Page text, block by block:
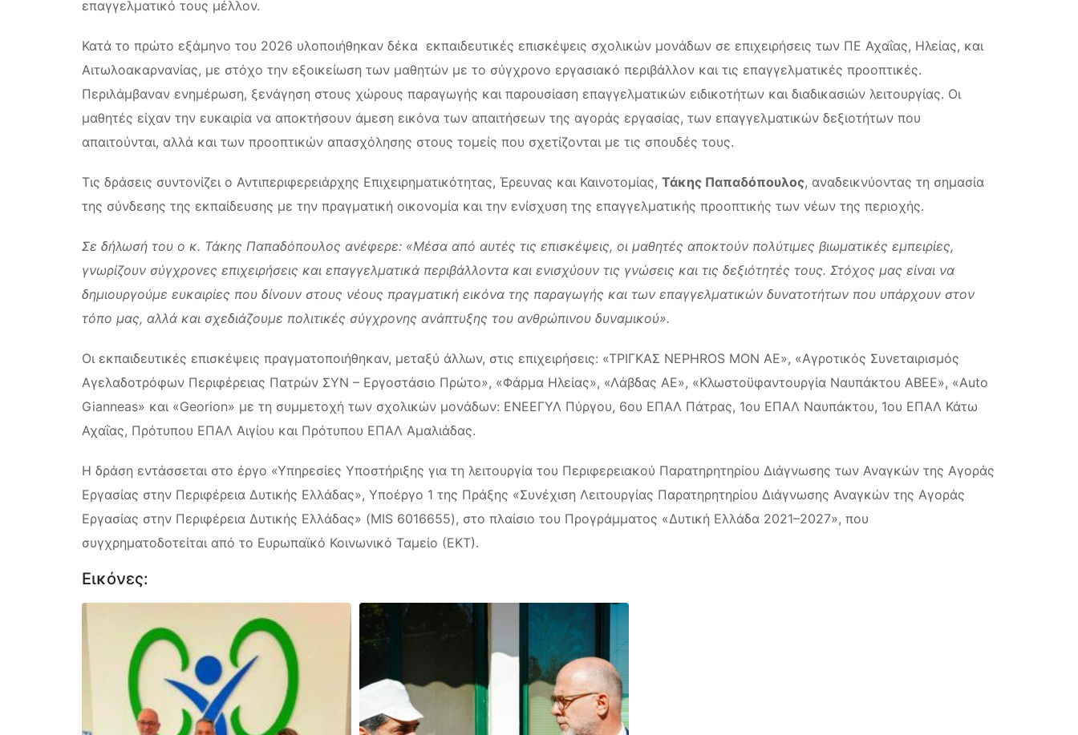
επαγγελματικό τους μέλλον.
Κατά το πρώτο εξάμηνο του 2026 υλοποιήθηκαν δέκα εκπαιδευτικές επισκέψεις σχολικών μονάδων σε επιχειρήσεις των ΠΕ Αχαΐας, Ηλείας, και
Αιτωλοακαρνανίας, με στόχο την εξοικείωση των μαθητών με το σύγχρονο εργασιακό περιβάλλον και τις επαγγελματικές προοπτικές.
Περιλάμβαναν ενημέρωση, ξενάγηση στους χώρους παραγωγής και παρουσίαση επαγγελματικών ειδικοτήτων και διαδικασιών λειτουργίας. Οι
μαθητές είχαν την ευκαιρία να αποκτήσουν άμεση εικόνα των απαιτήσεων της αγοράς εργασίας, των επαγγελματικών δεξιοτήτων που
απαιτούνται, αλλά και των προοπτικών απασχόλησης στους τομείς που σχετίζονται με τις σπουδές τους.
Τις δράσεις συντονίζει ο Αντιπεριφερειάρχης Επιχειρηματικότητας, Έρευνας και Καινοτομίας, Τάκης Παπαδόπουλος, αναδεικνύοντας τη σημασία
της σύνδεσης της εκπαίδευσης με την πραγματική οικονομία και την ενίσχυση της επαγγελματικής προοπτικής των νέων της περιοχής.
Σε δήλωσή του ο κ. Τάκης Παπαδόπουλος ανέφερε: «Μέσα από αυτές τις επισκέψεις, οι μαθητές αποκτούν πολύτιμες βιωματικές εμπειρίες,
γνωρίζουν σύγχρονες επιχειρήσεις και επαγγελματικά περιβάλλοντα και ενισχύουν τις γνώσεις και τις δεξιότητές τους. Στόχος μας είναι να
δημιουργούμε ευκαιρίες που δίνουν στους νέους πραγματική εικόνα της παραγωγής και των επαγγελματικών δυνατοτήτων που υπάρχουν στον
τόπο μας, αλλά και σχεδιάζουμε πολιτικές σύγχρονης ανάπτυξης του ανθρώπινου δυναμικού».
Οι εκπαιδευτικές επισκέψεις πραγματοποιήθηκαν, μεταξύ άλλων, στις επιχειρήσεις: «ΤΡΙΓΚΑΣ NEPHROS MON AE», «Αγροτικός Συνεταιρισμός
Αγελαδοτρόφων Περιφέρειας Πατρών ΣΥΝ – Εργοστάσιο Πρώτο», «Φάρμα Ηλείας», «Λάβδας ΑΕ», «Κλωστοϋφαντουργία Ναυπάκτου ΑΒΕΕ», «Auto
Gianneas» και «Georion» με τη συμμετοχή των σχολικών μονάδων: ΕΝΕΕΓΥΛ Πύργου, 6ου ΕΠΑΛ Πάτρας, 1ου ΕΠΑΛ Ναυπάκτου, 1ου ΕΠΑΛ Κάτω
Αχαΐας, Πρότυπου ΕΠΑΛ Αιγίου και Πρότυπου ΕΠΑΛ Αμαλιάδας.
Η δράση εντάσσεται στο έργο «Υπηρεσίες Υποστήριξης για τη λειτουργία του Περιφερειακού Παρατηρητηρίου Διάγνωσης των Αναγκών της Αγοράς
Εργασίας στην Περιφέρεια Δυτικής Ελλάδας», Υποέργο 1 της Πράξης «Συνέχιση Λειτουργίας Παρατηρητηρίου Διάγνωσης Αναγκών της Αγοράς
Εργασίας στην Περιφέρεια Δυτικής Ελλάδας» (MIS 6016655), στο πλαίσιο του Προγράμματος «Δυτική Ελλάδα 2021–2027», που
συγχρηματοδοτείται από το Ευρωπαϊκό Κοινωνικό Ταμείο (ΕΚΤ).
Εικόνες: